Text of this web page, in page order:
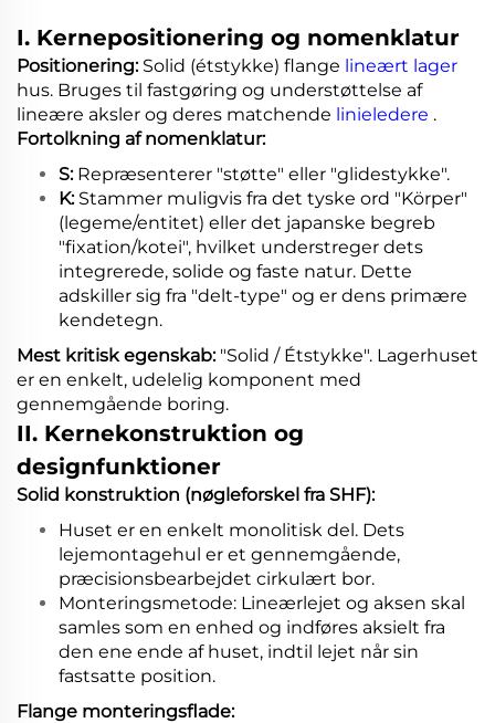
I. Kernepositionering og nomenklatur
Positionering: Solid (étstykke) flange lineært lager
hus. Bruges til fastgøring og understøttelse af
lineære aksler og deres matchende linieledere .
Fortolkning af nomenklatur:
S: Repræsenterer "støtte" eller "glidestykke".
K: Stammer muligvis fra det tyske ord "Körper"
(legeme/entitet) eller det japanske begreb
"fixation/kotei", hvilket understreger dets
integrerede, solide og faste natur. Dette
adskiller sig fra "delt-type" og er dens primære
kendetegn.
Mest kritisk egenskab: "Solid / Étstykke". Lagerhuset
er en enkelt, udelelig komponent med
gennemgående boring.
II. Kernekonstruktion og
designfunktioner
Solid konstruktion (nøgleforskel fra SHF):
Huset er en enkelt monolitisk del. Dets
lejemontagehul er et gennemgående,
præcisionsbearbejdet cirkulært bor.
Monteringsmetode: Lineærlejet og aksen skal
samles som en enhed og indføres aksielt fra
den ene ende af huset, indtil lejet når sin
fastsatte position.
Flange monteringsflade: